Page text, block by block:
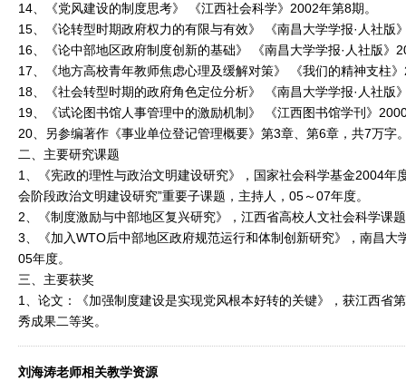
14、《党风建设的制度思考》 《江西社会科学》2002年第8期。
15、《论转型时期政府权力的有限与有效》 《南昌大学学报·人社版
16、《论中部地区政府制度创新的基础》 《南昌大学学报·人社版》
17、《地方高校青年教师焦虑心理及缓解对策》 《我们的精神支柱
18、《社会转型时期的政府角色定位分析》 《南昌大学学报·人社版
19、《试论图书馆人事管理中的激励机制》 《江西图书馆学刊》
20、另参编著作《事业单位登记管理概要》第3章、第6章，共7万字
二、主要研究课题
1、《宪政的理性与政治文明建设研究》，国家社会科学基金2004年
会阶段政治文明建设研究”重要子课题，主持人，05～07年度。
2、《制度激励与中部地区复兴研究》，江西省高校人文社会科学课
3、《加入WTO后中部地区政府规范运行和体制创新研究》，南昌大
05年度。
三、主要获奖
1、论文：《加强制度建设是实现党风根本好转的关键》，获江西省
秀成果二等奖。
刘海涛老师相关教学资源